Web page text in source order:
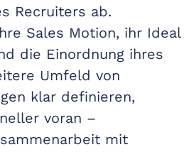
Recruiters ab.
Sales Motion, ihr Ideal
die Einordnung ihres
Umfeld von
klar definieren,
voran –
mit